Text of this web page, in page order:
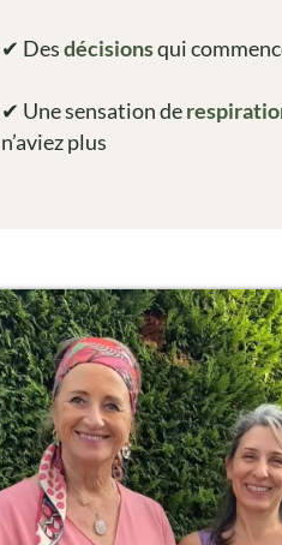
✔ Desdécisionsqui
✔ Une sensation de
n’aviez plus